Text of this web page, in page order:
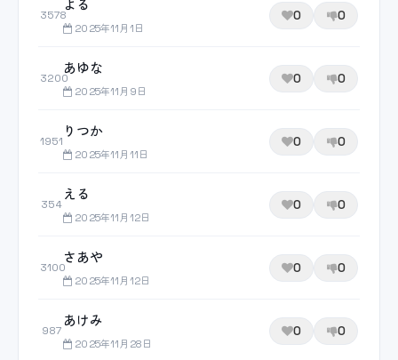
3578
よる
2025年11月1日
0 0
3200
あゆな
2025年11月9日
0 0
1951
りつか
2025年11月11日
0 0
354
える
2025年11月12日
0 0
3100
さあや
2025年11月12日
0 0
987
あけみ
2025年11月28日
0 0